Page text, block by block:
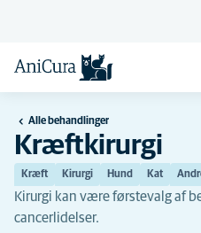
Alle behandlinger
Kræftkirurgi
Kræft Kirurgi Hund Kat
Kirurgi kan være førstevalg af
cancerlidelser.